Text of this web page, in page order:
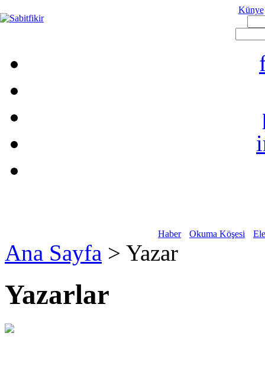
Künye
Haber Okuma Köşesi
Ana Sayfa > Yazar
Yazarlar